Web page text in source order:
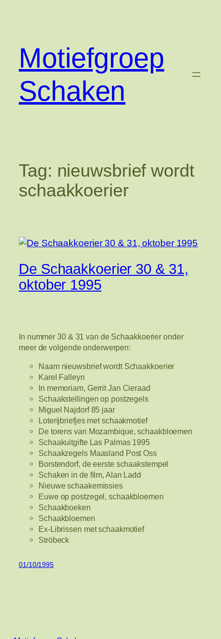
inhoudMotiefgroep
Schaken
Tag: nieuwsbrief wordt
schaakkoerier
De Schaakkoerier 30 & 31,
oktober 1995
In nummer 30 & 31 van de Schaakkoerier onder
meer de volgende onderwerpen:
Naam nieuwsbrief wordt Schaakkoerier
Karel Falleyn
In memoriam, Gerrit Jan Cieraad
Schaakstellingen op postzegels
Miguel Najdorf 85 jaar
Loterijbriefjes met schaakmotief
De torens van Mozambique, schaakbloemen
Schaakuitgifte Las Palmas 1995
Schaakzegels Maasland Post Oss
Borstendorf, de eerste schaakstempel
Schaken in de film, Alan Ladd
Nieuwe schaakemissies
Euwe op postzegel, schaakbloemen
Schaakboeken
Schaakbloemen
Ex-Librissen met schaakmotief
Ströbeck
01/10/1995